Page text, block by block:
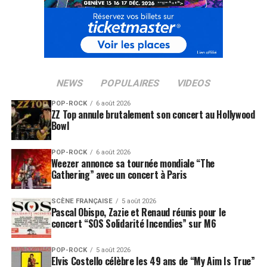
revient à ne pas capter l’âme, l’ésprit et la joie de
résistance qui se dégagent des mélodies et des mots.
LES ALBUMS DE MANO SOLO SONT DISPONIBLES SUR
SUJETS ASSOCIÉS: ARNO ARTHUR H MANO SOLO
NEWS POPULAIRES VIDEOS
POP-ROCK 6 août 2026
ZZ Top annule brutalement son concert au Hollywood
Bowl
POP-ROCK 6 août 2026
Weezer annonce sa tournée mondiale “The
Gathering” avec un concert à Paris
SCÈNE FRANÇAISE 5 août 2026
Pascal Obispo, Zazie et Renaud réunis pour le
concert “SOS Solidarité Incendies” sur M6
POP-ROCK 5 août 2026
Elvis Costello célèbre les 49 ans de “My Aim Is True”